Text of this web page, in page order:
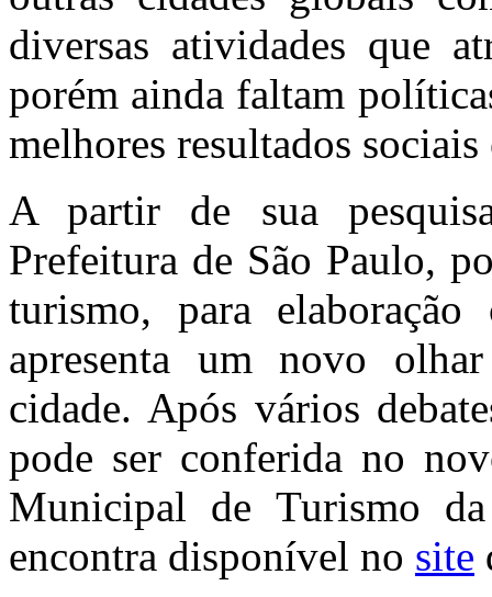
diversas atividades que
porém ainda faltam
melhores resultados
A partir de sua
Prefeitura de São Paulo,
turismo, para
apresenta um novo
cidade. Após vários
pode ser conferida no
Municipal de Turismo
encontra disponível no site